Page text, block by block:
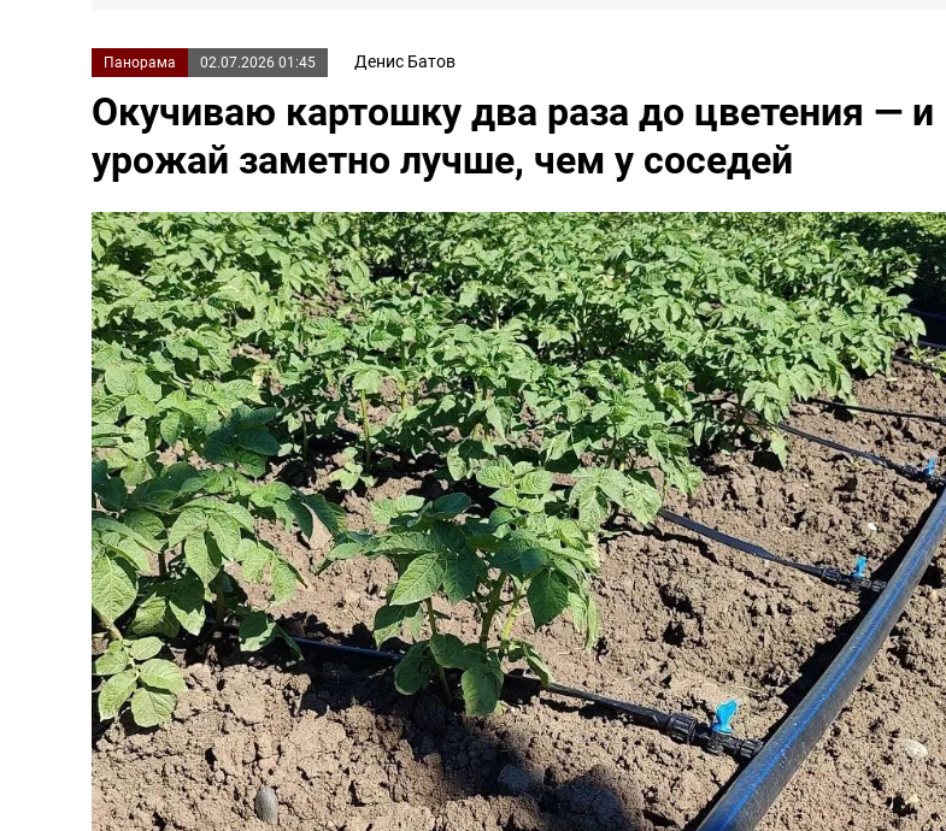
Панорама 02.07.2026 01:45 Денис Батов
Окучиваю картошку два раза до цветения — и
урожай заметно лучше, чем у соседей